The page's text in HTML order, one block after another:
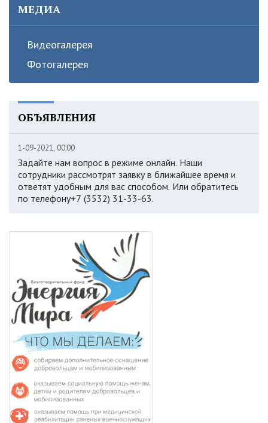
МЕДИА
Видеогалерея
Фотогалерея
ОБЪЯВЛЕНИЯ
1-09-2021, 00:00
Задайте нам вопрос в режиме онлайн. Наши
сотрудники рассмотрят заявку в ближайшее время и
ответят удобным для вас способом. Или обратитесь
по телефону+7 (3532) 31-33-63.